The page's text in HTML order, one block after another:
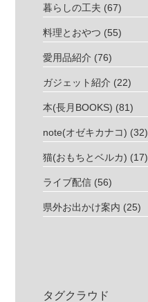
暮らしの工夫 (67)
料理とおやつ (55)
愛用品紹介 (76)
ガジェット紹介 (22)
本(長月BOOKS) (81)
note(オゼキカナコ) (32)
猫(おもちとベルカ) (17)
ライブ配信 (56)
県外お出かけ案内 (25)
タグクラウド